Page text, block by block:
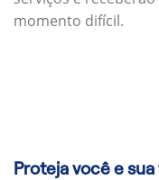
momento difícil.
Proteja você e